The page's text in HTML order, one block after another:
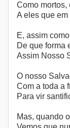
Como mortos,
A eles que
E, assim
De que forma
Assim Nosso
O nosso
Com a toda a
Para vir
Mas, quando